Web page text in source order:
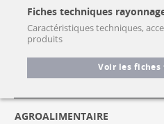
Fiches techniques
Caractéristiques techniques,
produits
Voir les fiches
AGROALIMENTAIRE